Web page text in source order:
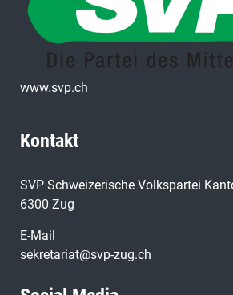
www.svp.ch
Kontakt
SVP Schweizerische Volkspartei
6300 Zug
E-Mail
sekretariat@svp-zug.ch